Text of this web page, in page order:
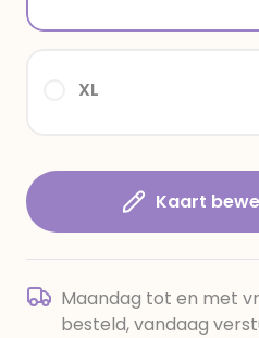
XL
Kaart
Maandag tot en met
besteld, vandaag